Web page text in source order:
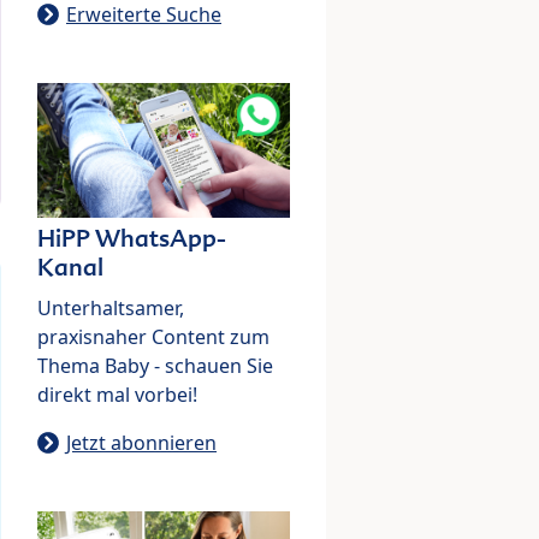
Erweiterte Suche
HiPP WhatsApp-
Kanal
Unterhaltsamer,
praxisnaher Content zum
Thema Baby - schauen Sie
direkt mal vorbei!
Jetzt abonnieren